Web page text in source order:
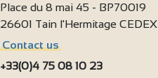
Place du 8 mai 45 - BP70019
26601 Tain l'Hermitage CEDEX
Contact us
+33(0)4 75 08 10 23